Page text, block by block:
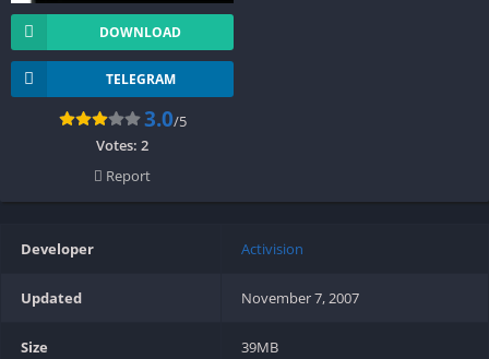
DOWNLOAD
TELEGRAM
3.0/5
Votes: 2
Report
Developer Activision
Updated November 7, 2007
Size 39MB